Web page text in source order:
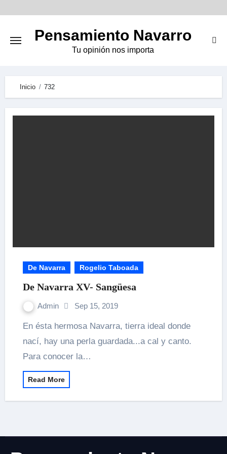
Pensamiento Navarro
Tu opinión nos importa
Inicio 732
De Navarra Rogelio Taboada
De Navarra XV- Sangüesa
Admin Sep 15, 2019
En ésta hermosa Navarra, tierra ideal donde
nací, hay una perla guardada...a cal y canto.
Para conocer la…
Read More